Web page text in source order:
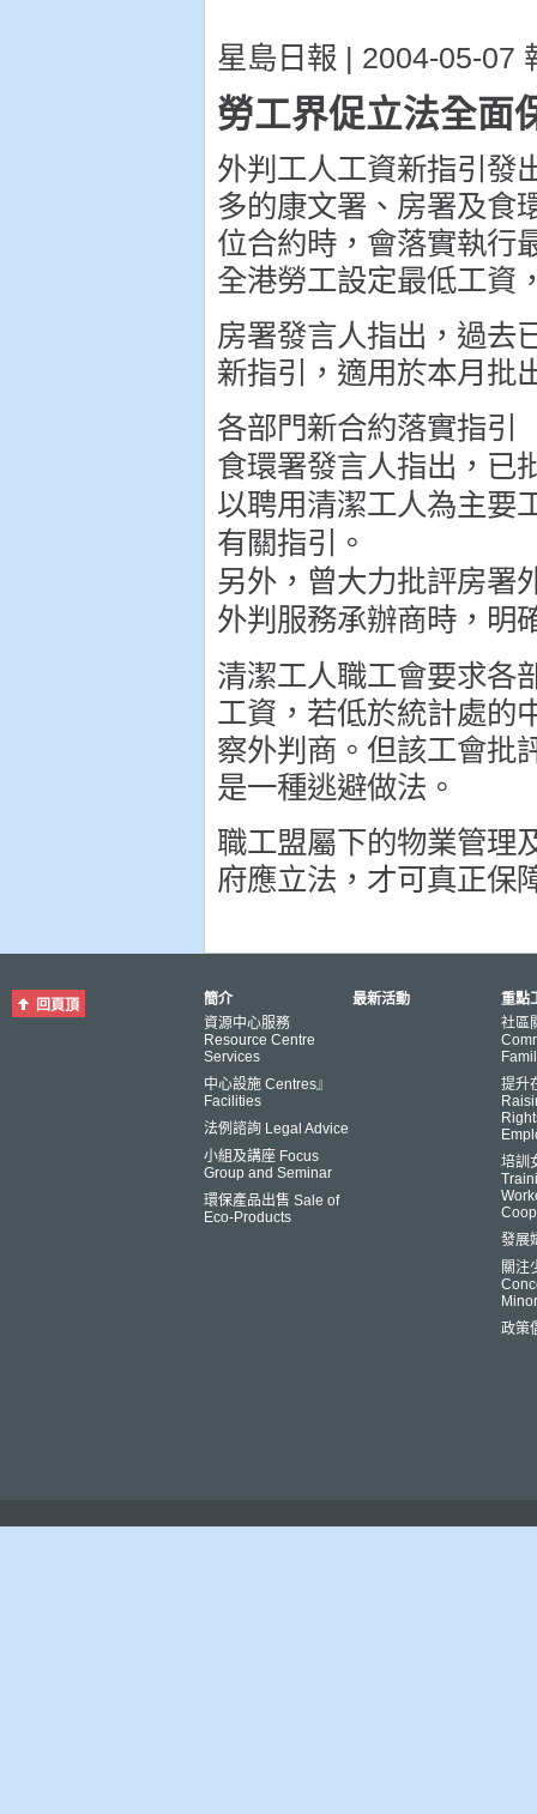
星島日報 | 2004-05-07
勞工界促立法全面
外判工人工資新指引發
多的康文署、房署及食
位合約時，會落實執行
全港勞工設定最低工資
房署發言人指出，過去
新指引，適用於本月批
各部門新合約落實指引
食環署發言人指出，已
以聘用清潔工人為主要
有關指引。
另外，曾大力批評房署
外判服務承辦商時，明
清潔工人職工會要求各
工資，若低於統計處的
察外判商。但該工會批
是一種逃避做法。
職工盟屬下的物業管理
府應立法，才可真正保
回頁頂
簡介
資源中心服務
Resource Centre
Services
中心設施 Centres』
Facilities
法例諮詢 Legal Advice
小組及講座 Focus
Group and Seminar
環保產品出售 Sale of
Eco-Products
最新活動
重點
社區
提升
培訓
發展
關注
政策